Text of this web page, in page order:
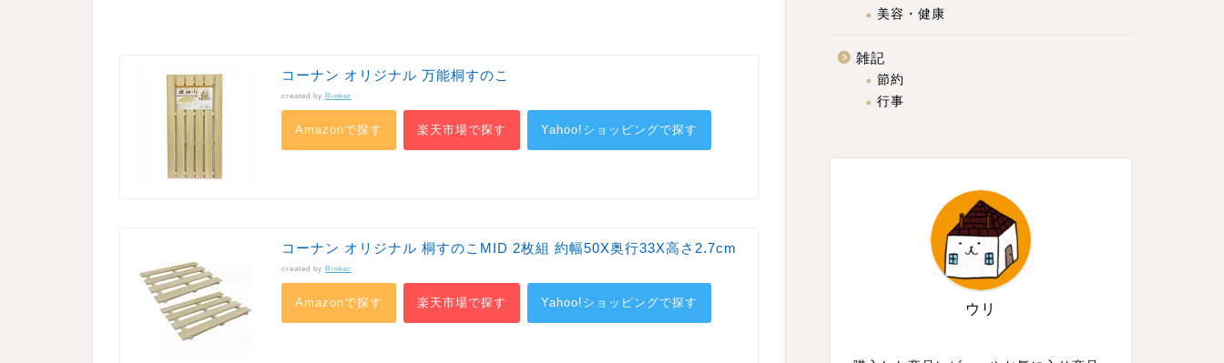
コーナン オリジナル 万能桐すのこ
created by Rinker
Amazonで探す 楽天市場で探す Yahoo!ショッピングで探す
コーナン オリジナル 桐すのこMID 2枚組 約幅50X奥行33X高さ2.7cm
created by Rinker
Amazonで探す 楽天市場で探す Yahoo!ショッピングで探す
美容・健康
雑記
節約
行事
ウリ